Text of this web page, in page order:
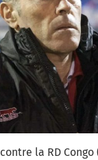
la RD Congo